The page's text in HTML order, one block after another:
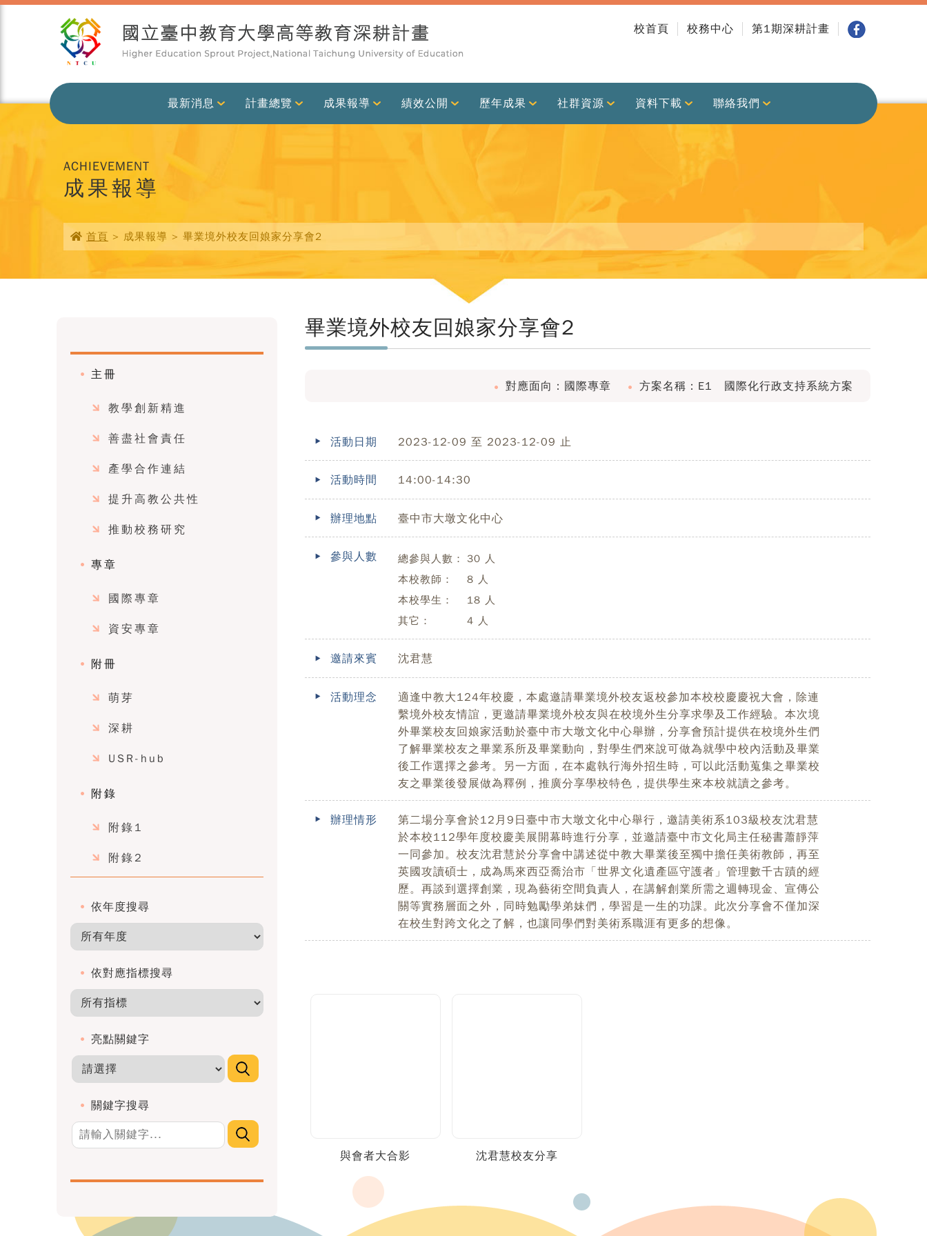
校首頁 校務中心 第1期深耕計畫
最新消息 計畫總覽 成果報導 績效公開 歷年成果 社群資源 資料下載 聯絡我們
ACHIEVEMENT
成果報導
首頁 > 成果報導 > 畢業境外校友回娘家分享會2
主冊
教學創新精進
善盡社會責任
產學合作連結
提升高教公共性
推動校務研究
專章
國際專章
資安專章
附冊
萌芽
深耕
USR-hub
附錄
附錄1
附錄2
依年度搜尋
依對應指標搜尋
亮點關鍵字
關鍵字搜尋
畢業境外校友回娘家分享會2
對應面向：國際專章 方案名稱：E1 國際化行政支持系統方案
活動日期 2023-12-09 至 2023-12-09 止
活動時間 14:00-14:30
辦理地點 臺中市大墩文化中心
參與人數 總參與人數：
30 人
本校教師：
8 人
本校學生：
18 人
其它：
4 人
邀請來賓 沈君慧
活動理念
適逢中教大124年校慶，本處邀請畢業境外校友返校參加本校校慶慶祝大會，除連
繫境外校友情誼，更邀請畢業境外校友與在校境外生分享求學及工作經驗。本次境
外畢業校友回娘家活動於臺中市大墩文化中心舉辦，分享會預計提供在校境外生們
了解畢業校友之畢業系所及畢業動向，對學生們來說可做為就學中校內活動及畢業
後工作選擇之參考。另一方面，在本處執行海外招生時，可以此活動蒐集之畢業校
友之畢業後發展做為釋例，推廣分享學校特色，提供學生來本校就讀之參考。
辦理情形
第二場分享會於12月9日臺中市大墩文化中心舉行，邀請美術系103級校友沈君慧
於本校112學年度校慶美展開幕時進行分享，並邀請臺中市文化局主任秘書蕭靜萍
一同參加。校友沈君慧於分享會中講述從中教大畢業後至獨中擔任美術教師，再至
英國攻讀碩士，成為馬來西亞喬治市「世界文化遺產區守護者」管理數千古蹟的經
歷。再談到選擇創業，現為藝術空間負責人，在講解創業所需之週轉現金、宣傳公
關等實務層面之外，同時勉勵學弟妹們，學習是一生的功課。此次分享會不僅加深
在校生對跨文化之了解，也讓同學們對美術系職涯有更多的想像。
與會者大合影 沈君慧校友分享